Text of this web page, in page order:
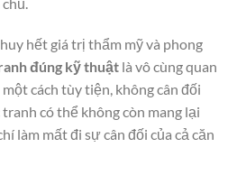
hết giá trị thẩm mỹ và phong
đúng kỹ thuật là vô cùng quan
cách tùy tiện, không cân đối
có thể không còn mang lại
làm mất đi sự cân đối của cả căn